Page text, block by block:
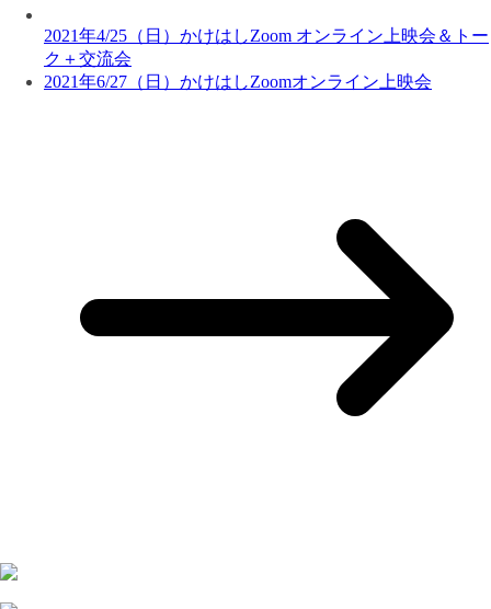
2021年4/25（日）かけはしZoom オンライン上映会＆トー
ク＋交流会
2021年6/27（日）かけはしZoomオンライン上映会